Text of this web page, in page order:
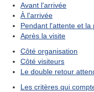
Avant l'arrivée
À l'arrivée
Pendant l'attente et la
Après la visite
Côté organisation
Côté visiteurs
Le double retour
Les critères qui